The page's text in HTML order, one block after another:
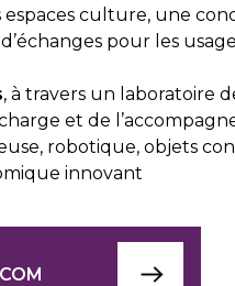
espaces culture, une
pour les
, à travers un laboratoire
et de
robotique, objets
innovant